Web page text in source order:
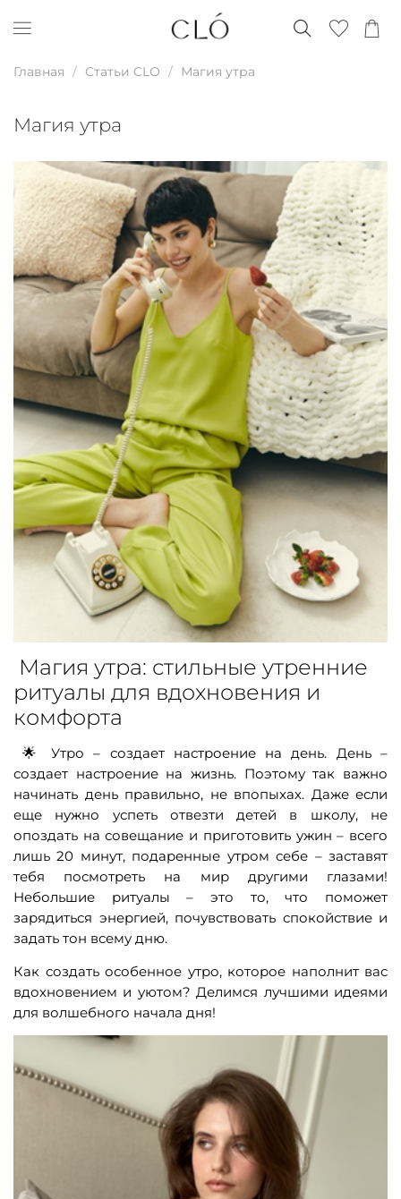
Главная Статьи CLO Магия утра
Магия утра
Магия утра: стильные утренние
ритуалы для вдохновения и
комфорта
🌟
Утро – создает настроение на день. День –
создает настроение на жизнь. Поэтому так важно
начинать день правильно, не впопыхах. Даже если
еще нужно успеть отвезти детей в школу, не
опоздать на совещание и приготовить ужин – всего
лишь 20 минут, подаренные утром себе – заставят
тебя посмотреть на мир другими глазами!
Небольшие ритуалы – это то, что поможет
зарядиться энергией, почувствовать спокойствие и
задать тон всему дню.
Как создать особенное утро, которое наполнит вас
вдохновением и уютом? Делимся лучшими идеями
для волшебного начала дня!